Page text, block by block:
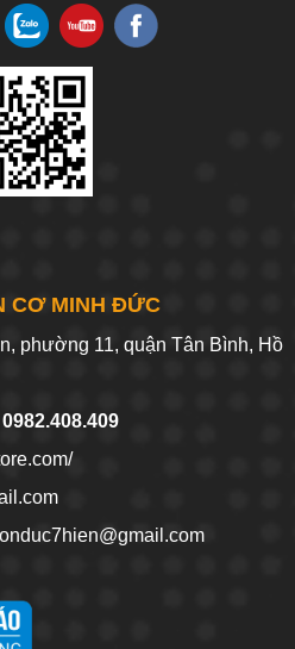
CƠ MINH ĐỨC
phường 11, quận Tân Bình, Hồ